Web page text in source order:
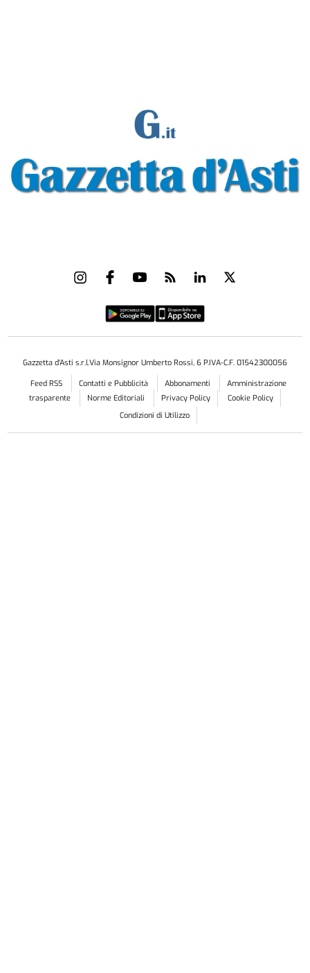
Gazzetta d'Asti s.r.l.Via Monsignor Umberto Rossi, 6 P.IVA-C.F. 01542300056
Feed RSS
Contatti e Pubblicità Abbonamenti
Amministrazione
trasparente
Norme Editoriali Privacy Policy
Cookie Policy
Condizioni di Utilizzo